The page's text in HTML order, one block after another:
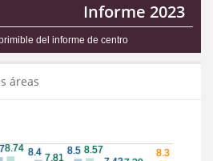
Informe 2023
del informe de centro
áreas